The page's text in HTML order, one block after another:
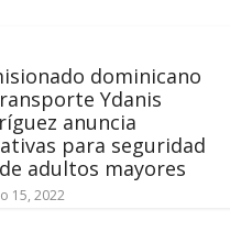
dominicano
Ydanis
anuncia
para seguridad
adultos mayores
15, 2022